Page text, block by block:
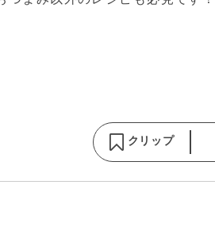
クリップ